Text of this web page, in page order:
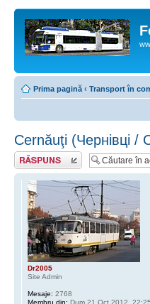
Prima pagină ‹ Transport în
Cernăuţi (Чернівці /
Răspunde
Dr2005
Site Admin
Mesaje: 2768
Membru din: Dum 21 Oct 2012, 22:25